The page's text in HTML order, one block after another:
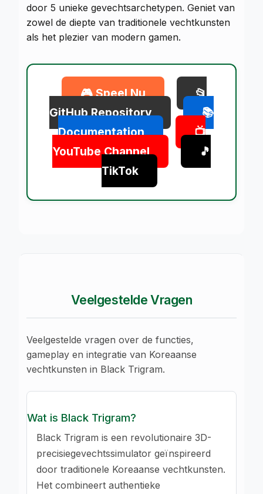
door 5 unieke gevechtsarchetypen. Geniet van
zowel de diepte van traditionele vechtkunsten
als het plezier van modern gamen.
🎮 Speel Nu
📂
GitHub Repository
📚
Documentation
📺
YouTube Channel
🎵
TikTok
Veelgestelde Vragen
Veelgestelde vragen over de functies,
gameplay en integratie van Koreaanse
vechtkunsten in Black Trigram.
Wat is Black Trigram?
Black Trigram is een revolutionaire 3D-
precisiegevechtssimulator geïnspireerd
door traditionele Koreaanse vechtkunsten.
Het combineert authentieke